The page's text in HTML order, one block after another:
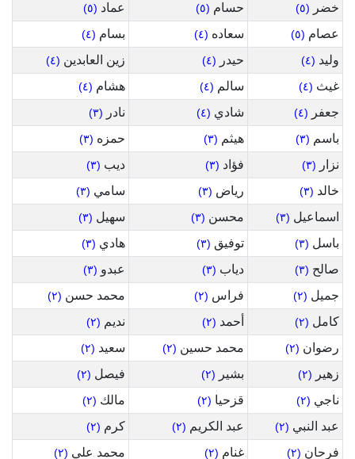
خضر (٥) حسام (٥) عماد (٥)
عصام (٥) سعاده (٤) بسام (٤)
وليد (٤) حيدر (٤) زين العابدين (٤)
غيث (٤) سالم (٤) هشام (٤)
جعفر (٤) شادي (٤) نادر (٣)
باسم (٣) هيثم (٣) حمزه (٣)
نزار (٣) فؤاد (٣) ديب (٣)
خالد (٣) رياض (٣) سامي (٣)
اسماعيل (٣) محسن (٣) سهيل (٣)
باسل (٣) توفيق (٣) هادي (٣)
صالح (٣) دياب (٣) عبدو (٣)
جميل (٢) فراس (٢) محمد حسن (٢)
كامل (٢) أحمد (٢) نديم (٢)
رضوان (٢) محمد حسين (٢) سعيد (٢)
زهير (٢) بشير (٢) فيصل (٢)
ناجي (٢) قزحيا (٢) مالك (٢)
عبد النبي (٢) عبد الكريم (٢) كرم (٢)
فرحان (٢) غنام (٢) محمد علي (٢)